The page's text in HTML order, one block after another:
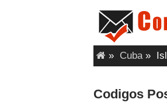
» Cuba »
Codigos